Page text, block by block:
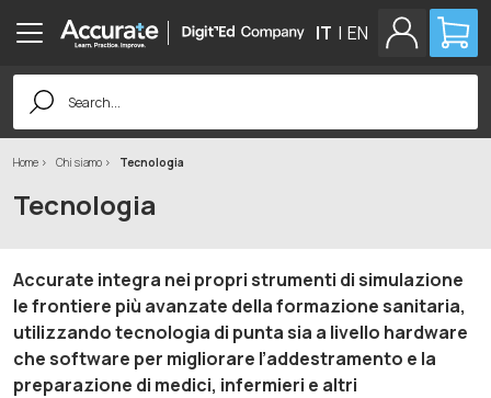
IT | EN
Search
for:
Home Chi siamo Tecnologia
Tecnologia
Accurate integra nei propri strumenti di simulazione
le frontiere più avanzate della formazione sanitaria,
utilizzando tecnologia di punta sia a livello hardware
che software per migliorare l’addestramento e la
preparazione di medici, infermieri e altri